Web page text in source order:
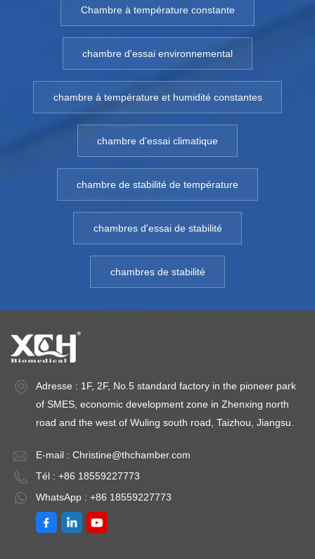
Chambre à température constante
chambre d'essai environnemental
chambre à température et humidité constantes
chambre d'essai climatique
chambre de stabilité de température
chambres d'essai de stabilité
chambres de stabilité
Adresse : 1F, 2F, No.5 standard factory in the pioneer park
of SMES, economic development zone in Zhenxing north
road and the west of Wuling south road, Taizhou, Jiangsu.
E-mail : Christine@thchamber.com
Tél : +86 18559227773
WhatsApp : +86 18559227773